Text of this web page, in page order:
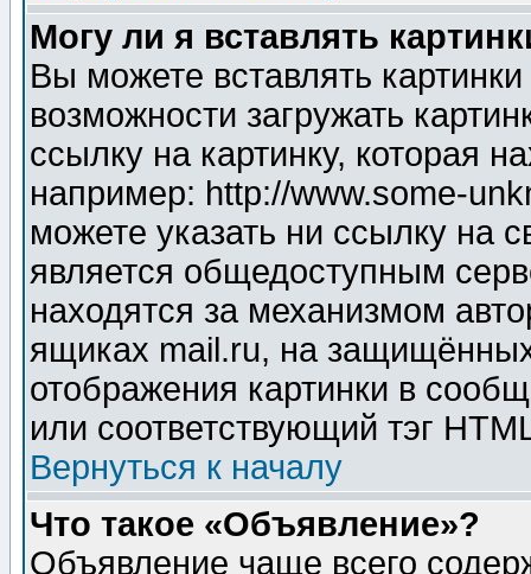
Могу ли я вставлять
Вы можете вставлять
возможности загружать
ссылку на картинку, которая
например: http://www.some-
можете указать ни ссылку на
является общедоступным
находятся за механизмом
ящиках mail.ru, на
отображения картинки в
или соответствующий тэг
Вернуться к началу
Что такое «Объявление»?
Объявление чаще всего